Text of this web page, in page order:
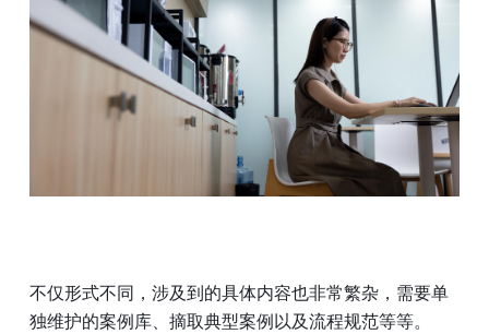
不仅形式不同，涉及到的具体内容也非常繁杂，需要单
独维护的案例库、摘取典型案例以及流程规范等等。